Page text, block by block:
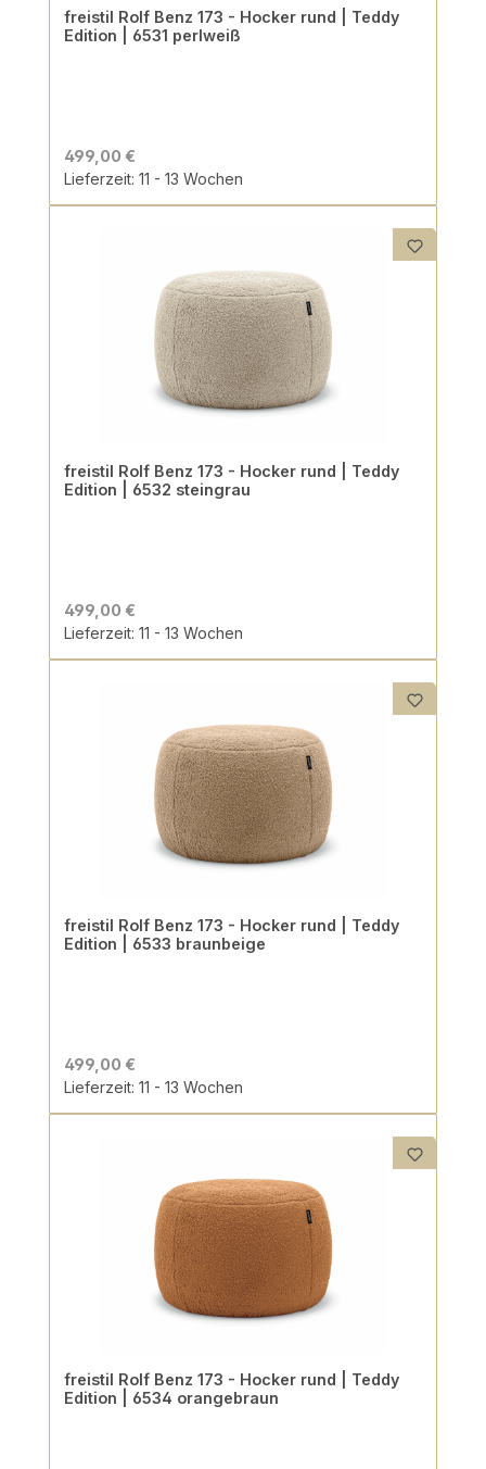
freistil Rolf Benz 173 - Hocker rund | Teddy
Edition | 6531 perlweiß
499,00 €
Lieferzeit: 11 - 13 Wochen
freistil Rolf Benz 173 - Hocker rund | Teddy
Edition | 6532 steingrau
499,00 €
Lieferzeit: 11 - 13 Wochen
freistil Rolf Benz 173 - Hocker rund | Teddy
Edition | 6533 braunbeige
499,00 €
Lieferzeit: 11 - 13 Wochen
freistil Rolf Benz 173 - Hocker rund | Teddy
Edition | 6534 orangebraun